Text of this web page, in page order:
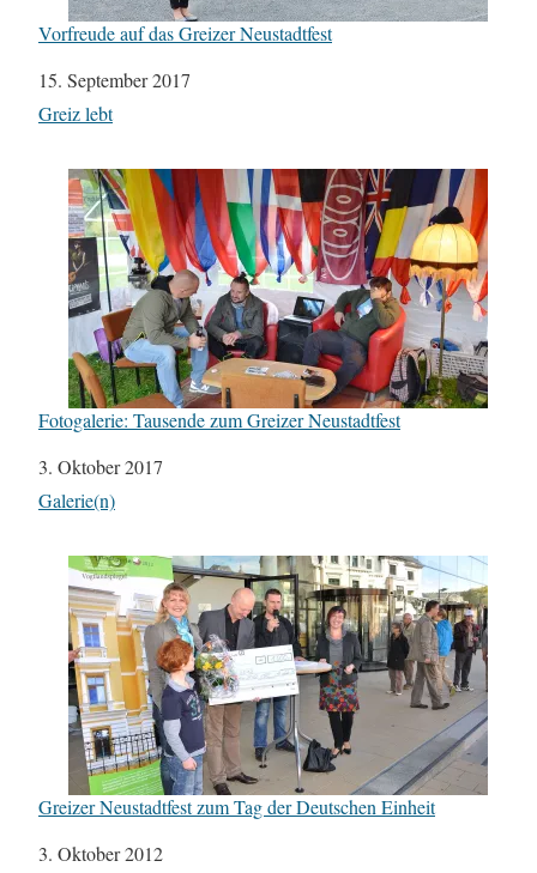
Vorfreude auf das Greizer Neustadtfest
Datum
15. September 2017
In Bezug auf
Greiz lebt
Fotogalerie: Tausende zum Greizer Neustadtfest
Datum
3. Oktober 2017
In Bezug auf
Galerie(n)
Greizer Neustadtfest zum Tag der Deutschen Einheit
Datum
3. Oktober 2012